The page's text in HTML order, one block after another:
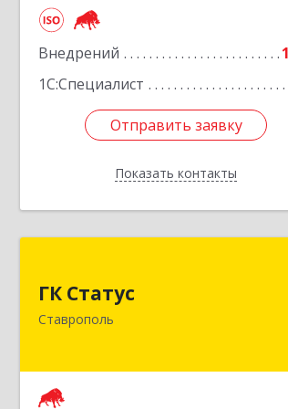
Внедрений
1С:Специалист
Отправить заявку
Показать контакты
Отправить заявку
Назад
ГК Статус
Ставрополь
355002, Ставропольский
Ставрополь г, Лермонтова ул,